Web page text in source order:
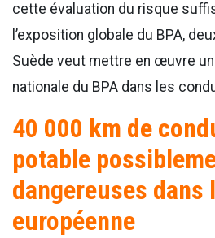
cette évaluation du risque
l’exposition globale du BPA,
Suède veut mettre en œuvre
nationale du BPA dans les
40 000 km de
potable
dangereuses dans
européenne